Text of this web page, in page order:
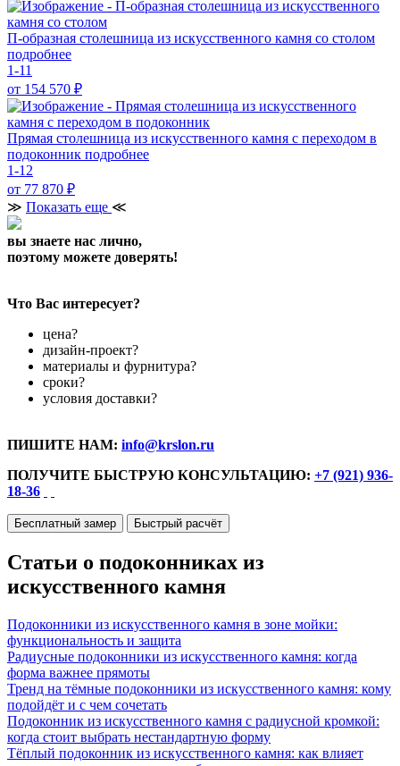
П-образная столешница из искусственного камня со столом
подробнее
1-11
от 154 570 ₽
Прямая столешница из искусственного камня с переходом в
подоконник подробнее
1-12
от 77 870 ₽
≫ Показать еще ≪
вы знаете нас лично,
поэтому можете доверять!
Что Вас интересует?
цена?
дизайн-проект?
материалы и фурнитура?
сроки?
условия доставки?
ПИШИТЕ НАМ: info@krslon.ru
ПОЛУЧИТЕ БЫСТРУЮ КОНСУЛЬТАЦИЮ: +7 (921) 936-
18-36
Бесплатный замер Быстрый расчёт
Статьи о подоконниках из
искусственного камня
Подоконники из искусственного камня в зоне мойки:
функциональность и защита
Радиусные подоконники из искусственного камня: когда
форма важнее прямоты
Тренд на тёмные подоконники из искусственного камня: кому
подойдёт и с чем сочетать
Подоконник из искусственного камня с радиусной кромкой:
когда стоит выбрать нестандартную форму
Тёплый подоконник из искусственного камня: как влияет